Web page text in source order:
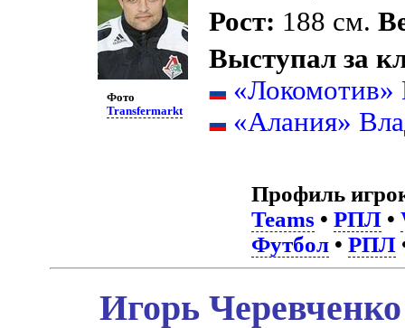
Фото
Transfermarkt
Рост: 188 см.
Выступал за
«Алания»
Профиль
Teams • РПЛ•
Футбол• РПЛ
Игорь